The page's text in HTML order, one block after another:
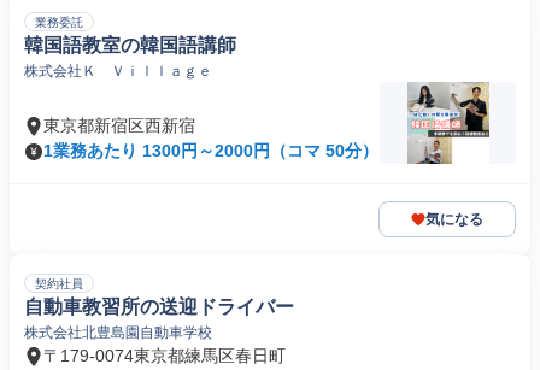
業務委託
韓国語教室の韓国語講師
株式会社Ｋ Ｖｉｌｌａｇｅ
東京都新宿区西新宿
1業務あたり 1300円～2000円（コマ 50分）
気になる
契約社員
自動車教習所の送迎ドライバー
株式会社北豊島園自動車学校
〒179-0074東京都練馬区春日町